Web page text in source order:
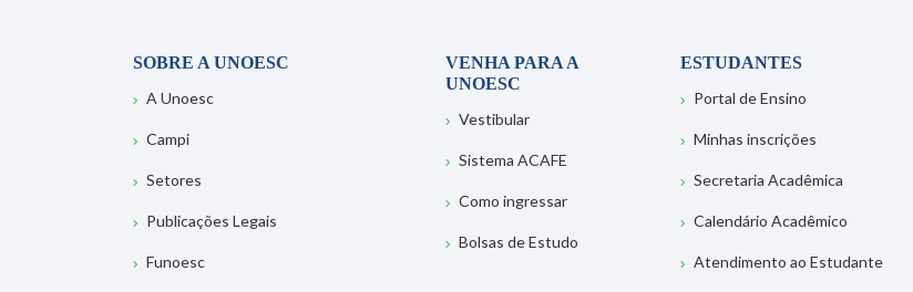
SOBRE A UNOESC
A Unoesc
Campi
Setores
Publicações Legais
Funoesc
VENHA PARA A
UNOESC
Vestibular
Sistema ACAFE
Como ingressar
Bolsas de Estudo
ESTUDANTES
Portal de Ensino
Minhas inscrições
Secretaria Acadêmica
Calendário Acadêmico
Atendimento ao Estudante